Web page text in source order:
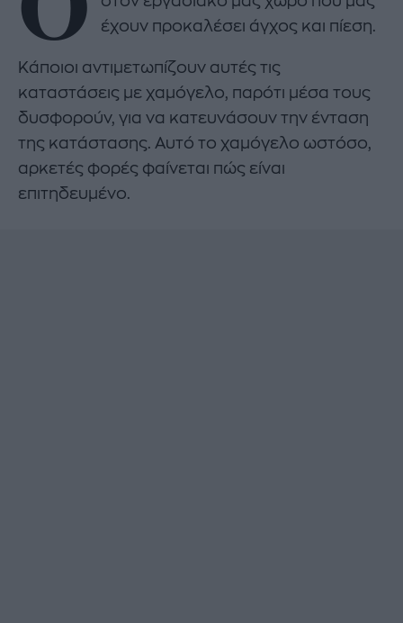
έχουν προκαλέσει άγχος και πίεση.
Κάποιοι αντιμετωπίζουν αυτές τις
καταστάσεις με χαμόγελο, παρότι μέσα τους
δυσφορούν, για να κατευνάσουν την ένταση
της κατάστασης. Αυτό το χαμόγελο ωστόσο,
αρκετές φορές φαίνεται πώς είναι
επιτηδευμένο.